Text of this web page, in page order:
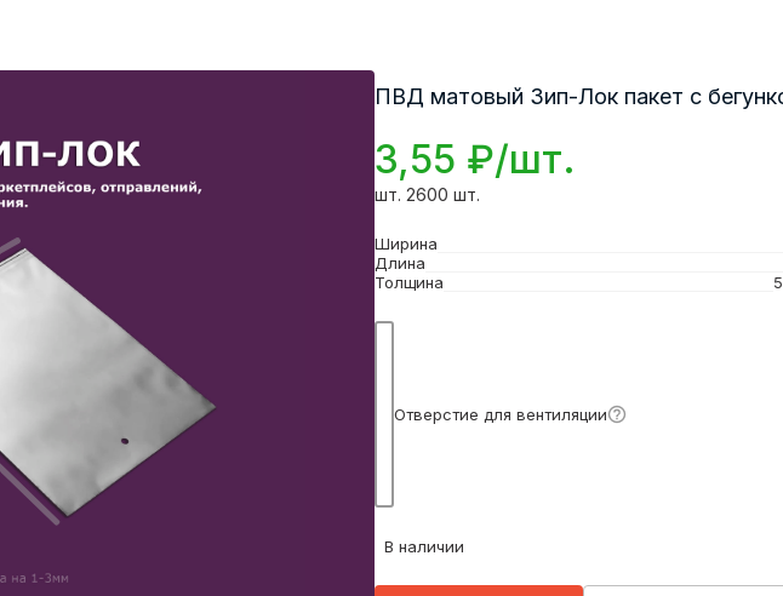
ПВД матовый Зип-Лок пакет с
3,55 ₽/шт.
шт. 2600 шт.
Ширина
Длина
Толщина
Отверстие для вентиляции
В наличии